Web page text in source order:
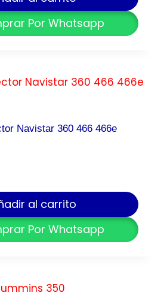
Por Whatsapp
Navistar 360 466 466e
al carrito
Por Whatsapp